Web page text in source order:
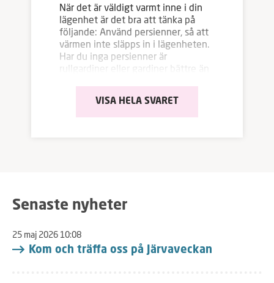
När det är väldigt varmt inne i din
lägenhet är det bra att tänka på
följande: Använd persienner, så att
värmen inte släpps in i lägenheten.
Har du inga persienner är
rullgardiner eller gardiner bättre än
de inte stänger ute värmen från
lägenheten. Öppna inga fönster när
som kommer in via ventilationen
kan inte kylas ned, den är 20 grader
Senaste nyheter
25 maj 2026 10:08
Kom och träffa oss på Järvaveckan